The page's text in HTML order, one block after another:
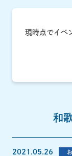
現時点でイベ
和
2021.05.26